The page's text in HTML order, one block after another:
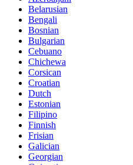
Belarusian
Bengali
Bosnian
Bulgarian
Cebuano
Chichewa
Corsican
Croatian
Dutch
Estonian
Filipino
Finnish
Frisian
Galician
Georgian